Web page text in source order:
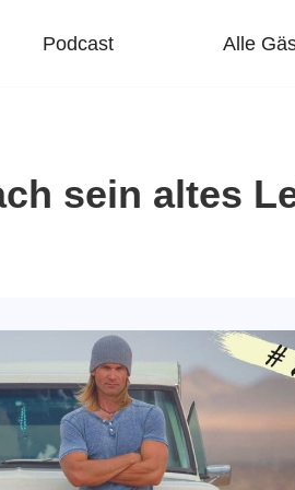
Podcast Alle
sein altes